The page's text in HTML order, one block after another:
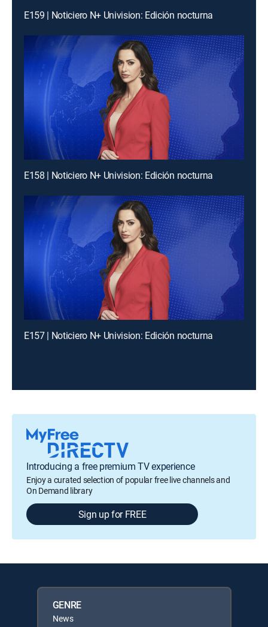
E159 | Noticiero N+ Univision: Edición nocturna
E158 | Noticiero N+ Univision: Edición nocturna
E157 | Noticiero N+ Univision: Edición nocturna
Introducing a free premium TV experience
Enjoy a curated selection of popular free live channels and
On Demand library
Sign up for FREE
GENRE
News